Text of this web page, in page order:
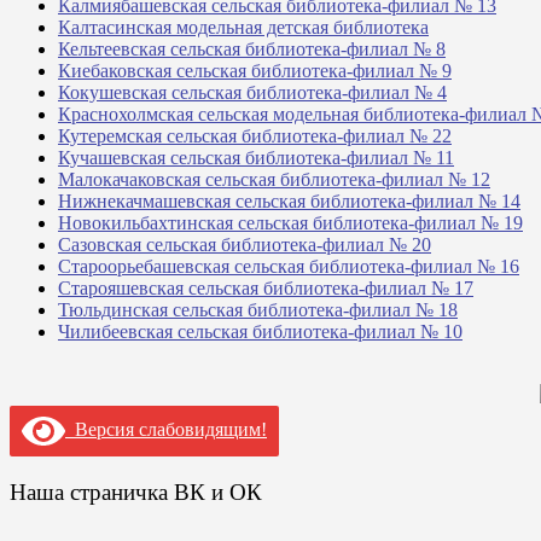
Калмиябашевская сельская библиотека-филиал № 13
Калтасинская модельная детская библиотека
Кельтеевская сельская библиотека-филиал № 8
Киебаковская сельская библиотека-филиал № 9
Кокушевская сельская библиотека-филиал № 4
Краснохолмская сельская модельная библиотека-филиал
Кутеремская сельская библиотека-филиал № 22
Кучашевская сельская библиотека-филиал № 11
Малокачаковская сельская библиотека-филиал № 12
Нижнекачмашевская сельская библиотека-филиал № 14
Новокильбахтинская сельская библиотека-филиал № 19
Сазовская сельская библиотека-филиал № 20
Староорьебашевская сельская библиотека-филиал № 16
Старояшевская сельская библиотека-филиал № 17
Тюльдинская сельская библиотека-филиал № 18
Чилибеевская сельская библиотека-филиал № 10
Версия слабовидящим!
Наша страничка ВК и ОК